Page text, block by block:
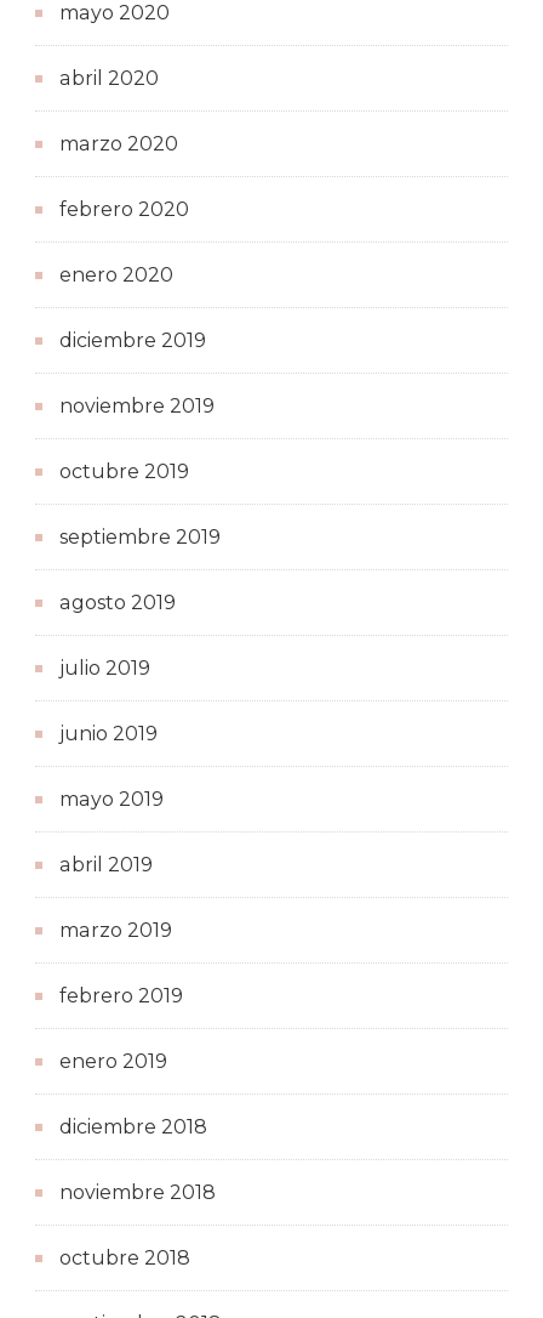
mayo 2020
abril 2020
marzo 2020
febrero 2020
enero 2020
diciembre 2019
noviembre 2019
octubre 2019
septiembre 2019
agosto 2019
julio 2019
junio 2019
mayo 2019
abril 2019
marzo 2019
febrero 2019
enero 2019
diciembre 2018
noviembre 2018
octubre 2018